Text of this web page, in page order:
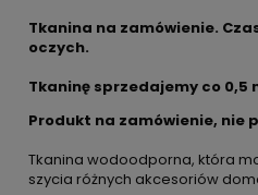
Tkanina na zamówienie.
oczych.
Tkaninę sprzedajemy co 0,5
Produkt na zamówienie, nie
Tkanina wodoodporna, która
szycia różnych akcesoriów